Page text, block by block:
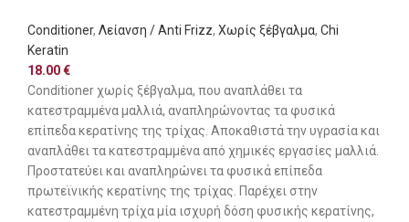
Conditioner, Λείανση / Anti Frizz, Χωρίς ξέβγαλμα, Chi
Keratin
18.00€
Conditioner χωρίς ξέβγαλμα, που αναπλάθει τα
κατεστραμμένα μαλλιά, αναπληρώνοντας τα φυσικά
επίπεδα κερατίνης της τρίχας. Αποκαθιστά την υγρασία και
αναπλάθει τα κατεστραμμένα από χημικές εργασίες μαλλιά.
Προστατεύει και αναπληρώνει τα φυσικά επίπεδα
πρωτεϊνικής κερατίνης της τρίχας. Παρέχει στην
κατεστραμμένη τρίχα μία ισχυρή δόση φυσικής κερατίνης,